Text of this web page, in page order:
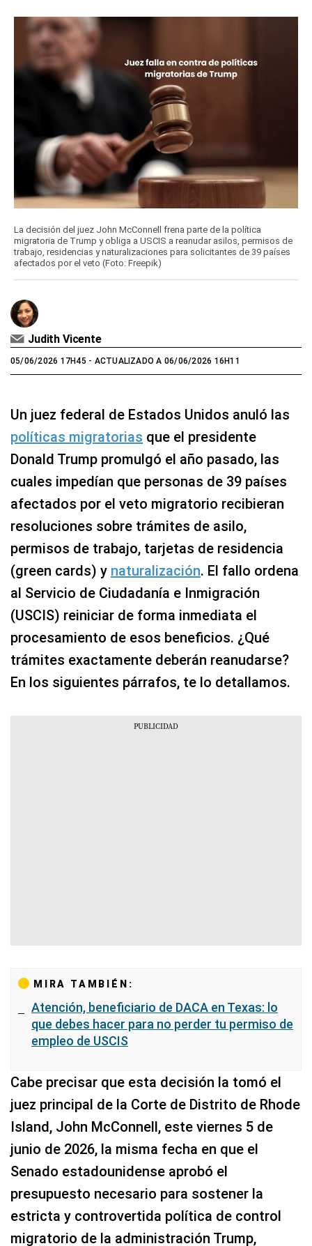
La decisión del juez John McConnell frena parte de la política
migratoria de Trump y obliga a USCIS a reanudar asilos, permisos de
trabajo, residencias y naturalizaciones para solicitantes de 39 países
afectados por el veto (Foto: Freepik)
Judith Vicente
05/06/2026 17H45 - ACTUALIZADO A 06/06/2026 16H11
Un juez federal de Estados Unidos anuló las
políticas migratorias que el presidente
Donald Trump promulgó el año pasado, las
cuales impedían que personas de 39 países
afectados por el veto migratorio recibieran
resoluciones sobre trámites de asilo,
permisos de trabajo, tarjetas de residencia
(green cards) y naturalización. El fallo ordena
al Servicio de Ciudadanía e Inmigración
(USCIS) reiniciar de forma inmediata el
procesamiento de esos beneficios. ¿Qué
trámites exactamente deberán reanudarse?
En los siguientes párrafos, te lo detallamos.
MIRA TAMBIÉN:
Atención, beneficiario de DACA en Texas: lo
que debes hacer para no perder tu permiso de
empleo de USCIS
Cabe precisar que esta decisión la tomó el
juez principal de la Corte de Distrito de Rhode
Island, John McConnell, este viernes 5 de
junio de 2026, la misma fecha en que el
Senado estadounidense aprobó el
presupuesto necesario para sostener la
estricta y controvertida política de control
migratorio de la administración Trump,